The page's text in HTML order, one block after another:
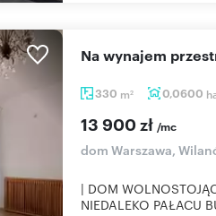
330 m2 0,0600
Na wynajem
13 900 zł /mc
dom Warszawa,
| DOM
NIEDALEKO PAŁACU